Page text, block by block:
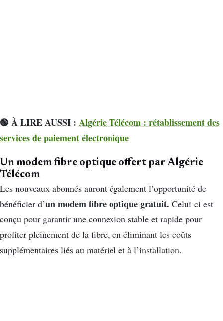
🟢 À LIRE AUSSI : Algérie Télécom : rétablissement des
services de paiement électronique
Un modem fibre optique offert par Algérie
Télécom
Les nouveaux abonnés auront également l’opportunité de
bénéficier d’un modem fibre optique gratuit. Celui-ci est
conçu pour garantir une connexion stable et rapide pour
profiter pleinement de la fibre, en éliminant les coûts
supplémentaires liés au matériel et à l’installation.